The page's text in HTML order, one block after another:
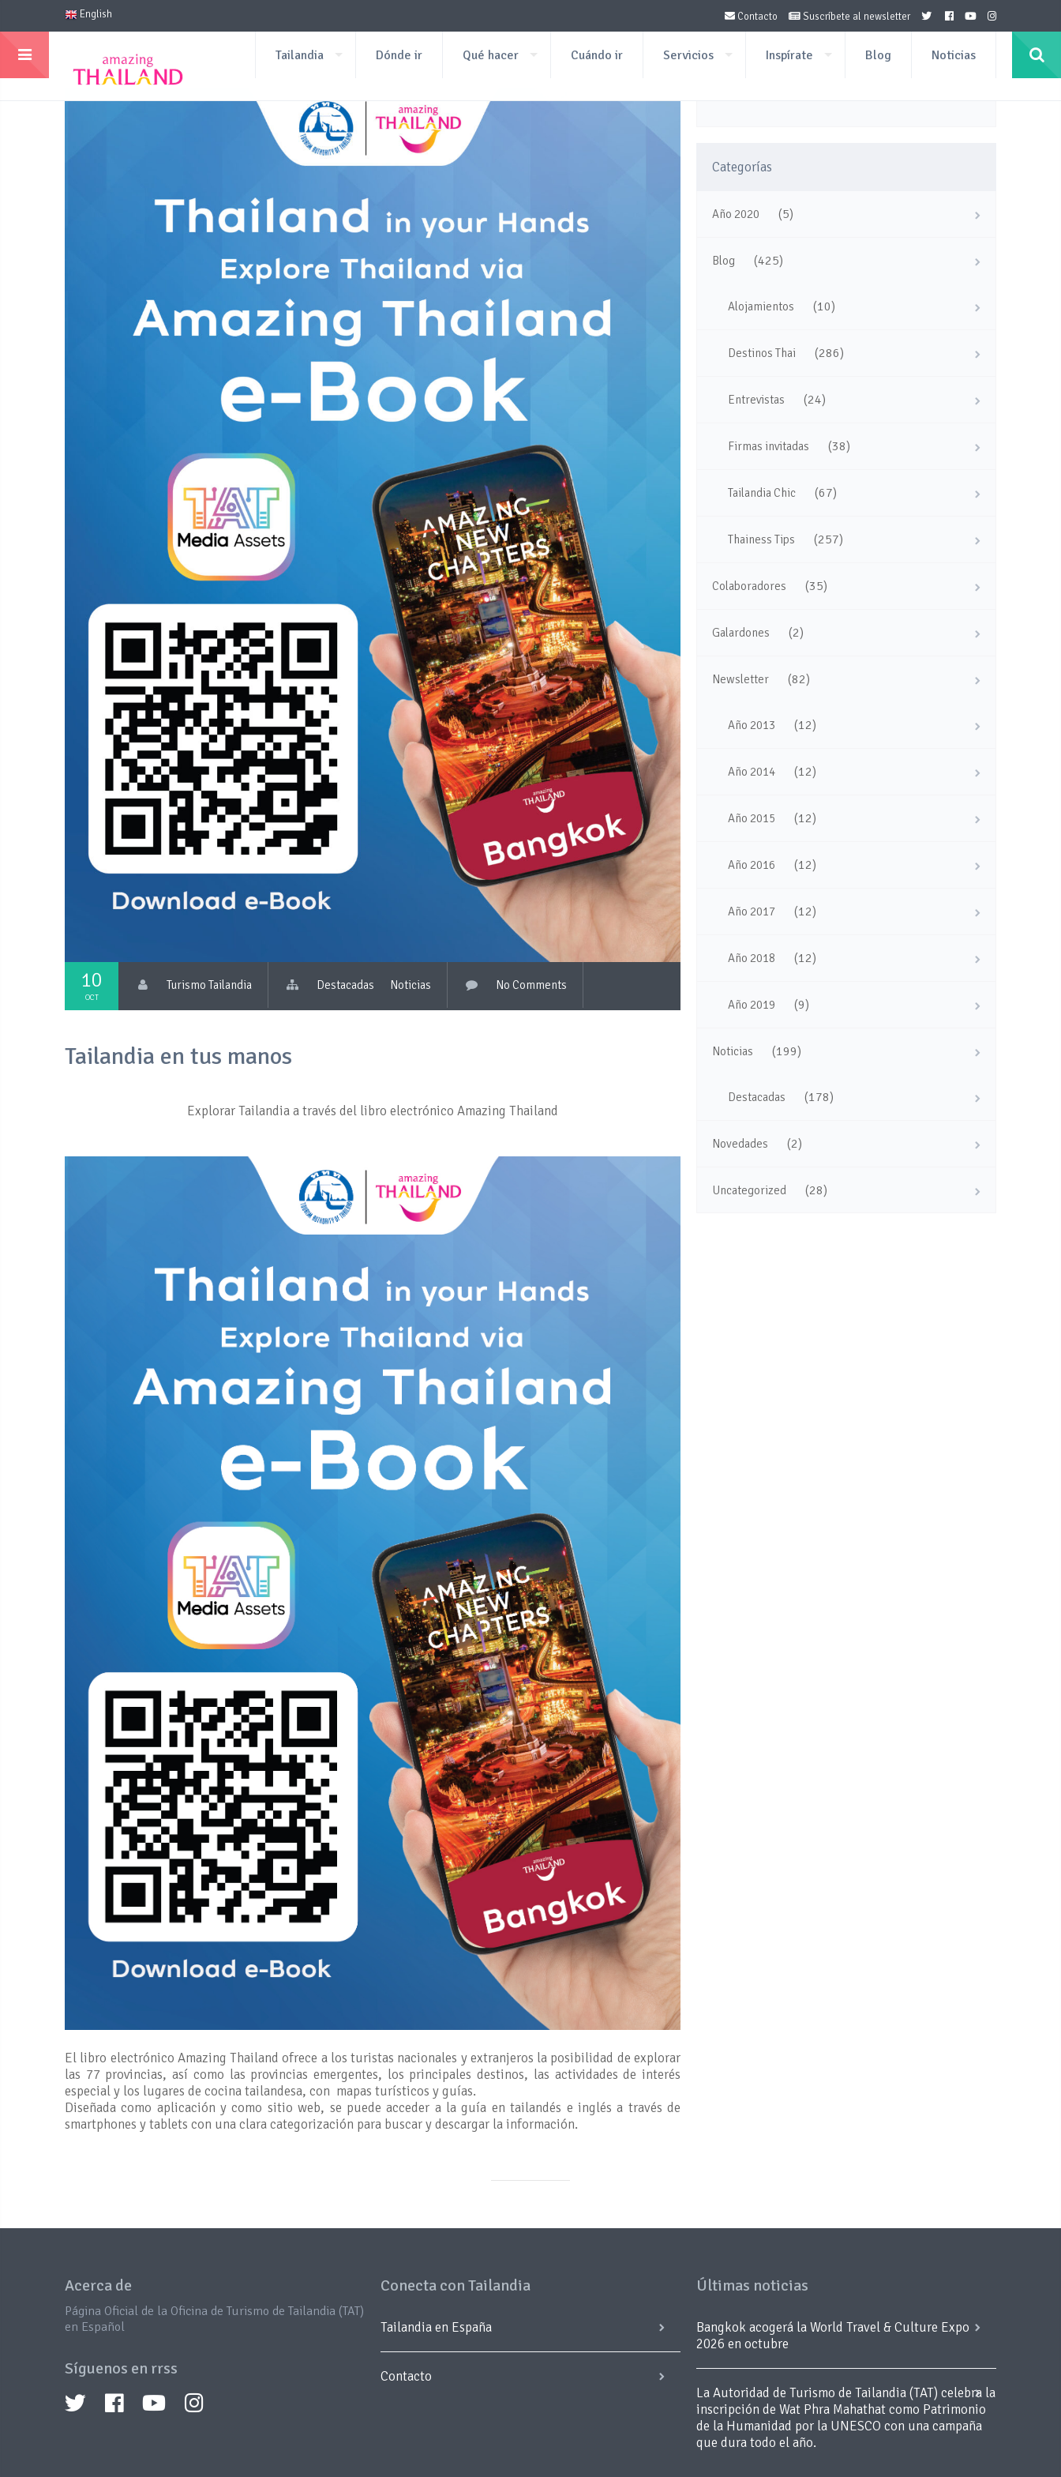
English Contacto Suscríbete al newsletter
Tailandia Dónde ir Qué hacer Cuándo ir Servicios Inspírate Blog Noticias
10
OCT
Turismo Tailandia Destacadas Noticias No Comments
Tailandia en tus manos
Explorar Tailandia a través del libro electrónico Amazing Thailand
El libro electrónico Amazing Thailand ofrece a los turistas nacionales y extranjeros la posibilidad de explorar
las 77 provincias, así como las provincias emergentes, los principales destinos, las actividades de interés
especial y los lugares de cocina tailandesa, con mapas turísticos y guías.
Diseñada como aplicación y como sitio web, se puede acceder a la guía en tailandés e inglés a través de
smartphones y tablets con una clara categorización para buscar y descargar la información.
Categorías
Año 2020 (5)
Blog (425)
Alojamientos (10)
Destinos Thai (286)
Entrevistas (24)
Firmas invitadas (38)
Tailandia Chic (67)
Thainess Tips (257)
Colaboradores (35)
Galardones (2)
Newsletter (82)
Año 2013 (12)
Año 2014 (12)
Año 2015 (12)
Año 2016 (12)
Año 2017 (12)
Año 2018 (12)
Año 2019 (9)
Noticias (199)
Destacadas (178)
Novedades (2)
Uncategorized (28)
Acerca de
Página Oficial de la Oficina de Turismo de Tailandia (TAT)
en Español
Síguenos en rrss
Conecta con Tailandia
Tailandia en España
Contacto
Últimas noticias
Bangkok acogerá la World Travel & Culture Expo
2026 en octubre
La Autoridad de Turismo de Tailandia (TAT) celebra la
inscripción de Wat Phra Mahathat como Patrimonio
de la Humanidad por la UNESCO con una campaña
que dura todo el año.